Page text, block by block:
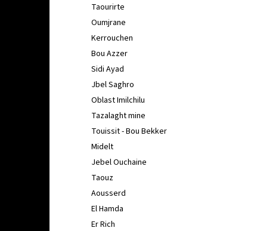
Taourirte
Oumjrane
Kerrouchen
Bou Azzer
Sidi Ayad
Jbel Saghro
Oblast Imilchilu
Tazalaght mine
Touissit - Bou Bekker
Midelt
Jebel Ouchaine
Taouz
Aousserd
El Hamda
Er Rich